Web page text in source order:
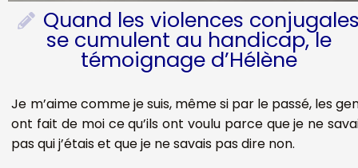
Quand les violences
se cumulent au handicap, le
témoignage d’Hélène
Je m’aime comme je suis, même si par le passé, les
ont fait de moi ce qu’ils ont voulu parce que je ne
pas qui j’étais et que je ne savais pas dire non.